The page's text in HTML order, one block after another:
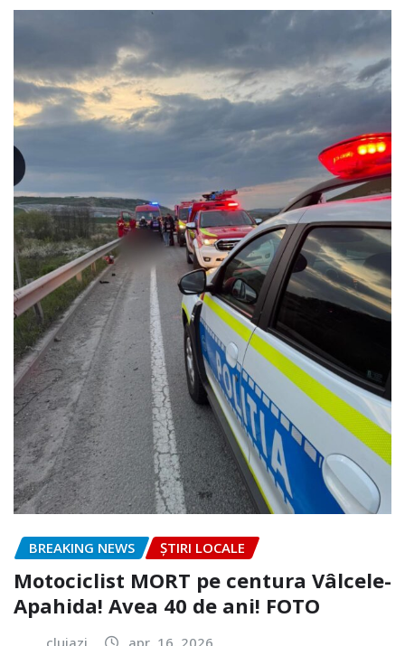
BREAKING NEWS ȘTIRI LOCALE
Motociclist MORT pe centura Vâlcele-
Apahida! Avea 40 de ani! FOTO